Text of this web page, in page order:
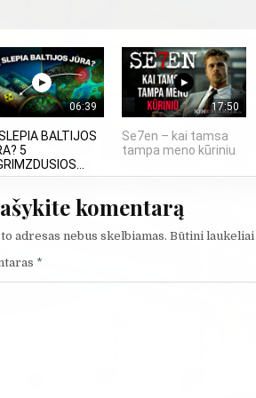
06:39
BALTIJOS
5
17:50
Se7en – kai tamsa
tampa meno kūriniu
komentarą
adresas nebus skelbiamas. Būtini
*